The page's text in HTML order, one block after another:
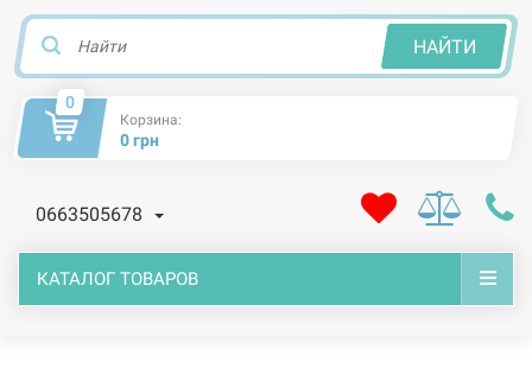
НАЙТИ
0
Корзина:
0 грн
0663505678
КАТАЛОГ ТОВАРОВ